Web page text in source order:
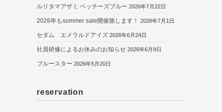
ルリタマアザミ ベッチーズブルー 2026年7月22日
2026年もsummer sale開催致します！ 2026年7月1日
セダム エメラルドアイズ 2026年6月24日
社員研修によるお休みのお知らせ 2026年6月9日
ブルースター 2026年5月20日
reservation